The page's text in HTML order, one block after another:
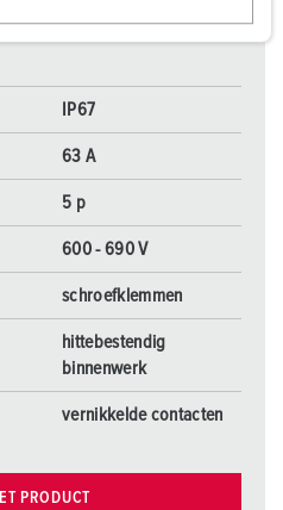
IP67
63 A
5 p
600 - 690 V
schroefklemmen
hittebestendig
binnenwerk
vernikkelde contacten
PRODUCT